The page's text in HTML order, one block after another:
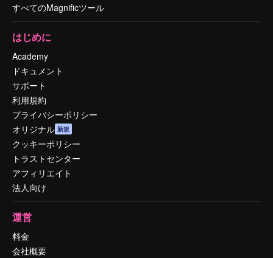
すべてのMagnificツール
はじめに
Academy
ドキュメント
サポート
利用規約
プライバシーポリシー
オリジナル 新規
クッキーポリシー
トラストセンター
アフィリエイト
法人向け
運営
料金
会社概要